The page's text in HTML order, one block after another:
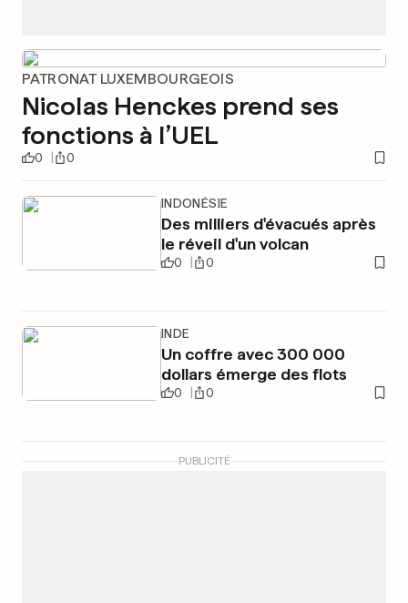
PATRONAT LUXEMBOURGEOIS
Nicolas Henckes prend ses
fonctions à l’UEL
0 0
INDONÉSIE
Des milliers d'évacués après
le réveil d'un volcan
0 0
INDE
Un coffre avec 300 000
dollars émerge des flots
0 0
PUBLICITÉ